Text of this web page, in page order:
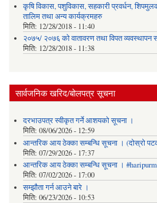
कृषि विकास, पशुविकास, सहकारी प्रवर्धन,
तालिम तथा अन्य कार्यक्रमहरु
मिति: 12/28/2018 - 11:40
२०७५/ २०७६ को वातावरण तथा विपत व्यवस्थापन
मिति: 12/28/2018 - 11:38
सार्वजनिक खरिद/बोलपत्र सूचना
दरभाउपत्र स्वीकृत गर्ने आशयको सूचना ।
मिति: 08/06/2026 - 12:59
आन्तरिक आय ठेक्का सम्बन्धि सूचना । (दोस्रो
मिति: 07/29/2026 - 17:37
आन्तरिक आय ठेक्का सम्बन्धि सूचना ।
मिति: 07/02/2026 - 17:00
सम्झौता गर्न आउने बारे ।
मिति: 06/23/2026 - 10:53